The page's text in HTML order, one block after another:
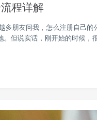
程详解
多朋友问我，怎么注册自己的
但说实话，刚开始的时候，